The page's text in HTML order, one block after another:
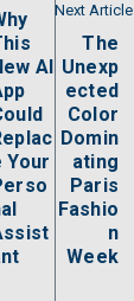
AI
Your
Next Article
The
Unexp
ected
Color
Domin
ating
Paris
Fashio
n
Week